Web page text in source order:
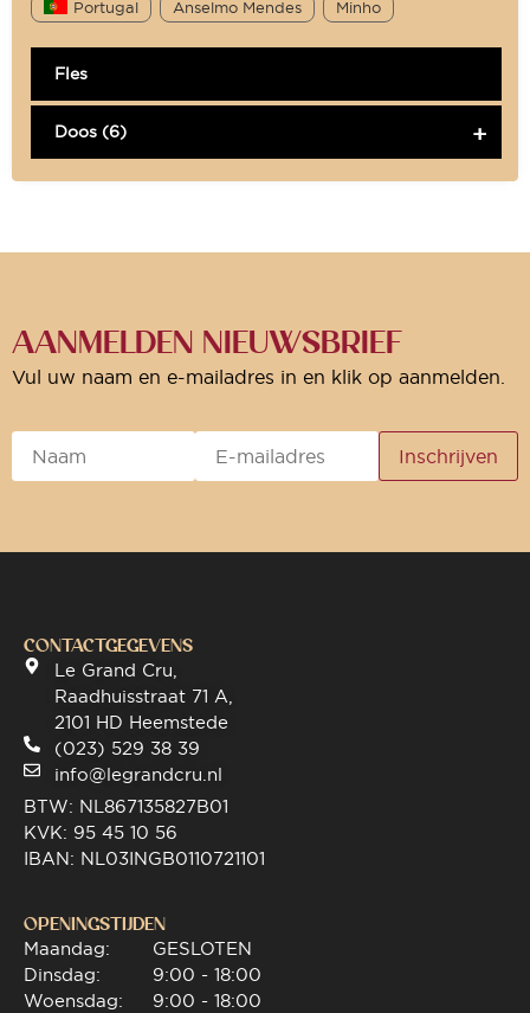
Portugal Anselmo Mendes Minho
Fles
Doos (6)
AANMELDEN NIEUWSBRIEF
Vul uw naam en e-mailadres in en klik op aanmelden.
CONTACTGEGEVENS
Le Grand Cru,
Raadhuisstraat 71 A,
2101 HD Heemstede
(023) 529 38 39
info@legrandcru.nl
BTW: NL867135827B01
KVK: 95 45 10 56
IBAN: NL03INGB0110721101
OPENINGSTIJDEN
Maandag:
Dinsdag:
Woensdag:
GESLOTEN
9:00 - 18:00
9:00 - 18:00